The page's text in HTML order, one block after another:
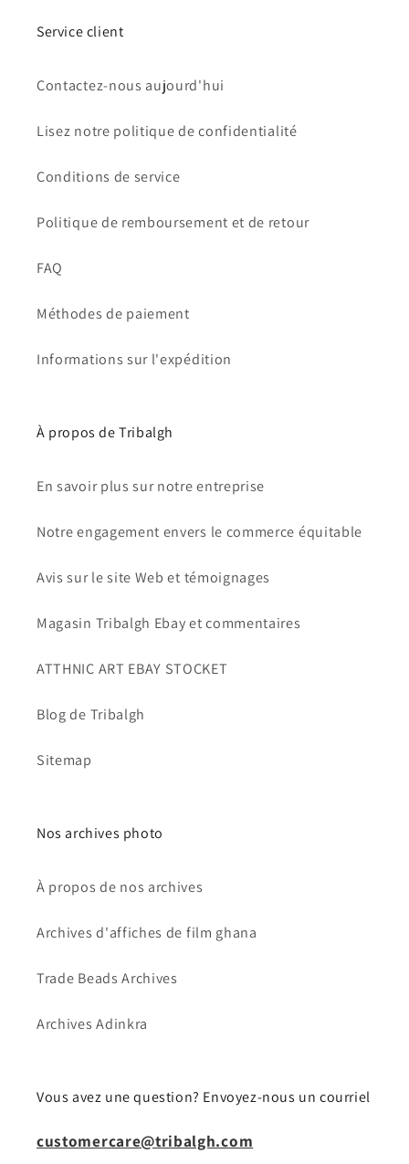
Service client
Contactez-nous aujourd'hui
Lisez notre politique de confidentialité
Conditions de service
Politique de remboursement et de retour
FAQ
Méthodes de paiement
Informations sur l'expédition
À propos de Tribalgh
En savoir plus sur notre entreprise
Notre engagement envers le commerce équitable
Avis sur le site Web et témoignages
Magasin Tribalgh Ebay et commentaires
ATTHNIC ART EBAY STOCKET
Blog de Tribalgh
Sitemap
Nos archives photo
À propos de nos archives
Archives d'affiches de film ghana
Trade Beads Archives
Archives Adinkra
Vous avez une question? Envoyez-nous un courriel
customercare@tribalgh.com